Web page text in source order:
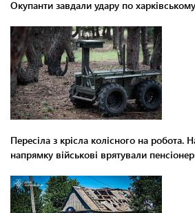
Окупанти завдали удару по
Пересіла з крісла колісного на робота.
напрямку військові врятували